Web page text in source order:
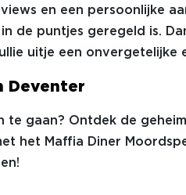
en een persoonlijke
de puntjes geregeld is.
uitje een onvergetelijke
Deventer
te gaan? Ontdek de
het Maffia Diner